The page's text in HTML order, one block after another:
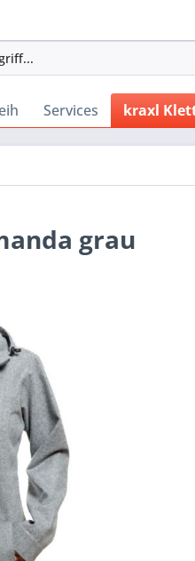
Services kraxl
grau